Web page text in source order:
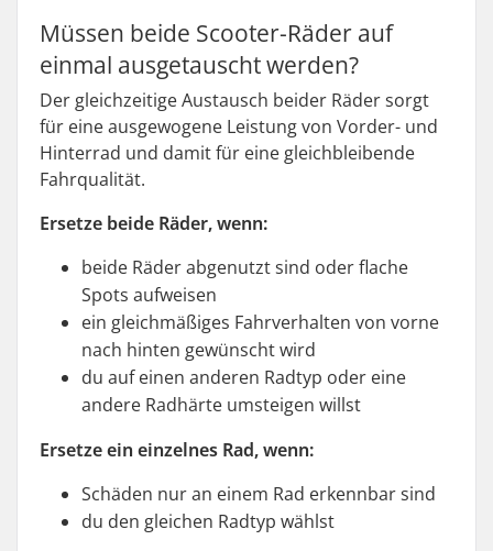
Müssen beide Scooter-Räder auf
einmal ausgetauscht werden?
Der gleichzeitige Austausch beider Räder sorgt
für eine ausgewogene Leistung von Vorder- und
Hinterrad und damit für eine gleichbleibende
Fahrqualität.
Ersetze beide Räder, wenn:
beide Räder abgenutzt sind oder flache
Spots aufweisen
ein gleichmäßiges Fahrverhalten von vorne
nach hinten gewünscht wird
du auf einen anderen Radtyp oder eine
andere Radhärte umsteigen willst
Ersetze ein einzelnes Rad, wenn:
Schäden nur an einem Rad erkennbar sind
du den gleichen Radtyp wählst